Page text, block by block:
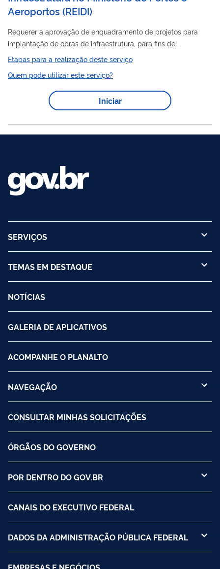
Aeroportos (REIDI)
Requerer a aprovação de enquadramento de projetos para
implantação de obras de infraestrutura, para fins de
habilitação no Regime Especial de Incentivos para o
Desenvolvimento da Infraestrutura – REIDI. Consiste na
apreciação de requerimento, das pessoas jurídicas de direito
privado, para aprovação de enquadramento de projetos de
infraestrutura de transportes, pela Secretaria Nacional de
no âmbito de suas competências, conforme a...
Etapas para a realização deste serviço
Quem pode utilizar este serviço?
Iniciar
SERVIÇOS
TEMAS EM DESTAQUE
NOTÍCIAS
GALERIA DE APLICATIVOS
ACOMPANHE O PLANALTO
NAVEGAÇÃO
CONSULTAR MINHAS SOLICITAÇÕES
ÓRGÃOS DO GOVERNO
POR DENTRO DO GOV.BR
CANAIS DO EXECUTIVO FEDERAL
DADOS DA ADMINISTRAÇÃO PÚBLICA FEDERAL